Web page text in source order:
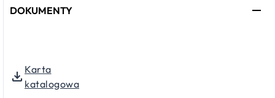
DOKUMENTY
Karta
katalogowa